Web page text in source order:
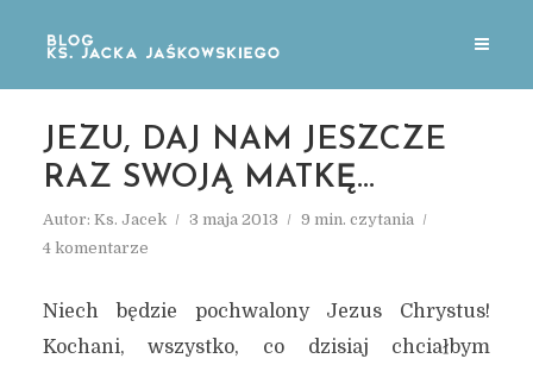
JEZU, DAJ NAM JESZCZE
RAZ SWOJĄ MATKĘ…
Autor: Ks. Jacek 3 maja 2013
9 min. czytania
4 komentarze
Niech będzie pochwalony Jezus Chrystus!
Kochani, wszystko, co dzisiaj chciałbym